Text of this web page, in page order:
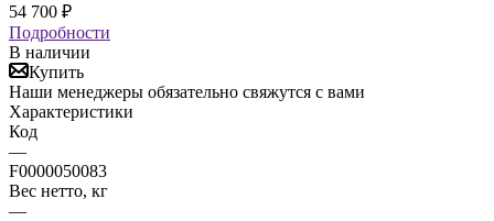
54 700 ₽
Подробности
В наличии
Купить
Наши менеджеры обязательно свяжутся с вами
Характеристики
Код
—
F0000050083
Вес нетто, кг
—